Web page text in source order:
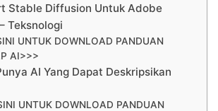
Stable Diffusion Untuk Adobe
Teksnologi
UNTUK DOWNLOAD PANDUAN
AI>>>
AI Yang Dapat Deskripsikan
UNTUK DOWNLOAD PANDUAN